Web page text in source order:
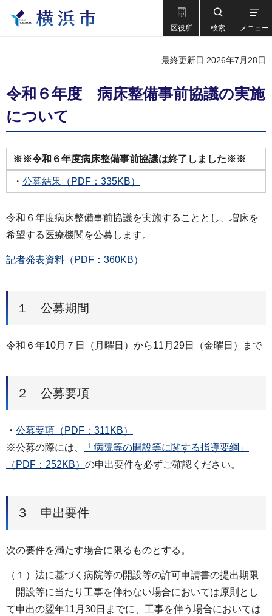
区役所 検索 メニュー
最終更新日 2026年7月28日
令和６年度 病床整備事前協議の実施
について
※※令和６年度病床整備事前協議は終了しました※※
・ 公募結果（PDF：335KB）
令和６年度病床整備事前協議を実施することとし、増床を
希望する医療機関を公募します。
記者発表資料（PDF：360KB）
１ 公募期間
令和６年10月７日（月曜日）から11月29日（金曜日）まで
２ 公募要項
・ 公募要項（PDF：311KB）
※公募の際には、
「病院等の開設等に関する指導要綱」
（PDF：252KB） の申出要件を必ずご確認ください。
３ 申出要件
次の要件を満たす場合に限るものとする。
（１）法に基づく病院等の開設等の許可申請書の提出期限
開設等に当たり工事を伴わない場合においては原則とし
て申出の翌年11月30日までに、工事を伴う場合においては